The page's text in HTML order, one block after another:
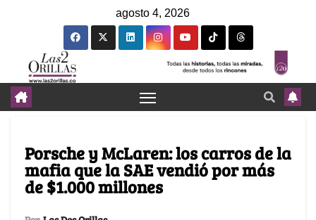
agosto 4, 2026
Porsche y McLaren: los carros de la
mafia que la SAE vendió por más
de $1.000 millones